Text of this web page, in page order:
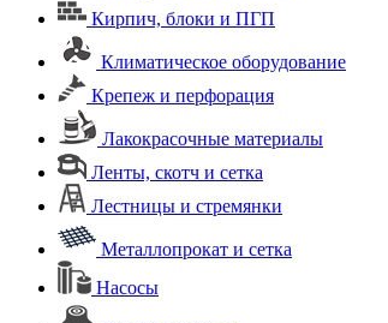
Кирпич, блоки и ПГП
Климатическое оборудование
Крепеж и перфорация
Лакокрасочные материалы
Ленты, скотч и сетка
Лестницы и стремянки
Металлопрокат и сетка
Насосы